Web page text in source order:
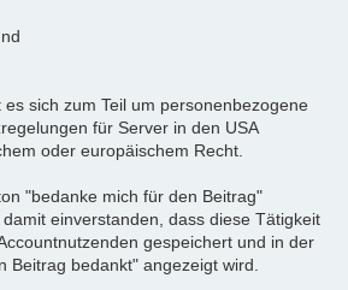
sich zum Teil um personenbezogene
für Server in den USA
oder europäischem Recht.
"bedanke mich für den Beitrag"
einverstanden, dass diese Tätigkeit
gespeichert und in der
Beitrag bedankt" angezeigt wird.